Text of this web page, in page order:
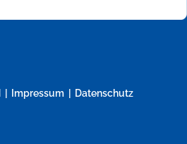
Impressum Datenschutz